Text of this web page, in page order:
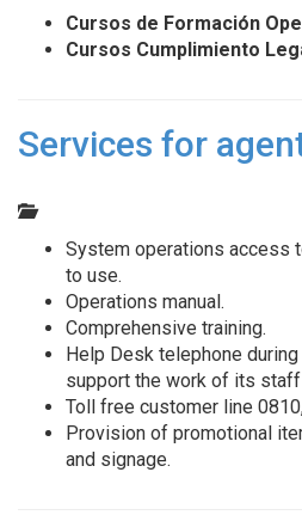
Cursos de Formación
Cursos Cumplimiento
Services for
System operations access
to use.
Operations manual.
Comprehensive training.
Help Desk telephone
support the work of its staff
Toll free customer line
Provision of promotional
and signage.